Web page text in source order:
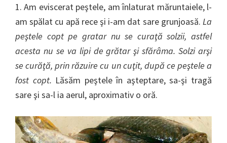
1. Am eviscerat peştele, am înlaturat măruntaiele, l-
am spălat cu apă rece şi i-am dat sare grunjoasă. La
peştele copt pe gratar nu se curaţă solzii, astfel
acesta nu se va lipi de grătar şi sfărâma. Solzi arşi
se curăţă, prin răzuire cu un cuţit, după ce peştele a
fost copt. Lăsăm peştele în aşteptare, sa-şi tragă
sare şi sa-l ia aerul, aproximativ o oră.